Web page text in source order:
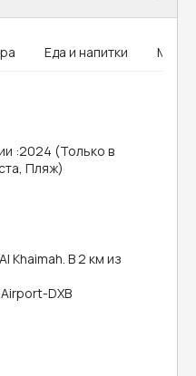
Еда и напитки MICE
:2024 (Только в
Пляж)
Khaimah. В 2 км из
DXB